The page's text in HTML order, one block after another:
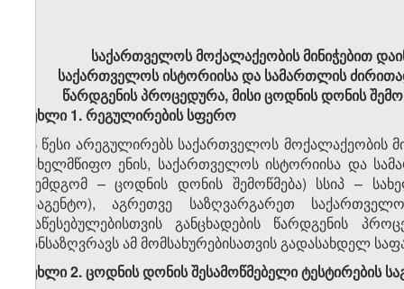
საქართველოსმოქალაქეობისმინიჭებით
საქართველოსისტორიისადა სამართლის
წარდგენისპროცედურა,მისიცოდნისდონის
მუხლი 1. რეგულირების სფერო
ეს წესი არეგულირებს საქართველოს მოქალაქეობის
სახელმწიფო ენის, საქართველოს ისტორიისა და
(შემდგომ – ცოდნის დონის შემოწმება) სსიპ –
სააგენტო), აგრეთვე საზღვარგარეთ
დაწესებულებისთვის განცხადების წარდგენის
განსაზღვრავს ამ მომსახურებისათვის გადასახდელ
მუხლი2.ცოდნისდონისშესამოწმებელიტესტირების